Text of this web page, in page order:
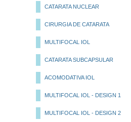
CATARATA NUCLEAR
CIRURGIA DE CATARATA
MULTIFOCAL IOL
CATARATA SUBCAPSULAR
ACOMODATIVA IOL
MULTIFOCAL IOL - DESIGN 1
MULTIFOCAL IOL - DESIGN 2